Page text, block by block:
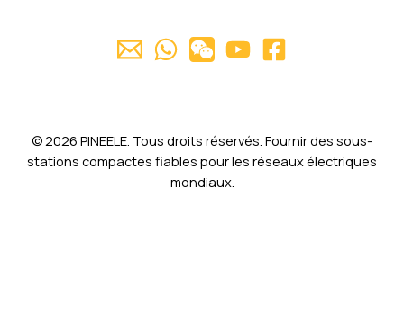
© 2026 PINEELE. Tous droits réservés. Fournir des sous-
stations compactes fiables pour les réseaux électriques
mondiaux.